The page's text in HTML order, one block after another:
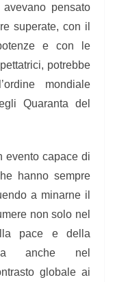
pensato
superate, con il
e con le
potrebbe
mondiale
Quaranta del
evento capace di
hanno sempre
a minarne il
non solo nel
pace e della
anche nel
globale ai